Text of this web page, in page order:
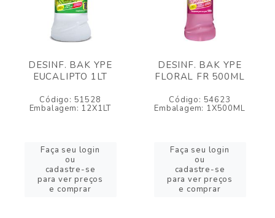
DESINF. BAK YPE
EUCALIPTO 1LT
Código: 51528
Embalagem: 12X1LT
Faça seu login
ou
cadastre-se
para ver preços
e comprar
DESINF. BAK YPE
FLORAL FR 500ML
Código: 54623
Embalagem: 1X500ML
Faça seu login
ou
cadastre-se
para ver preços
e comprar